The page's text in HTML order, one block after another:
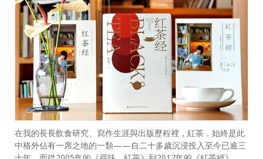
在我的長長飲食研究、寫作生涯與出版歷程裡，紅茶，始終是此
中格外佔有一席之地的一類——自二十多歲沉浸投入至今已逾三